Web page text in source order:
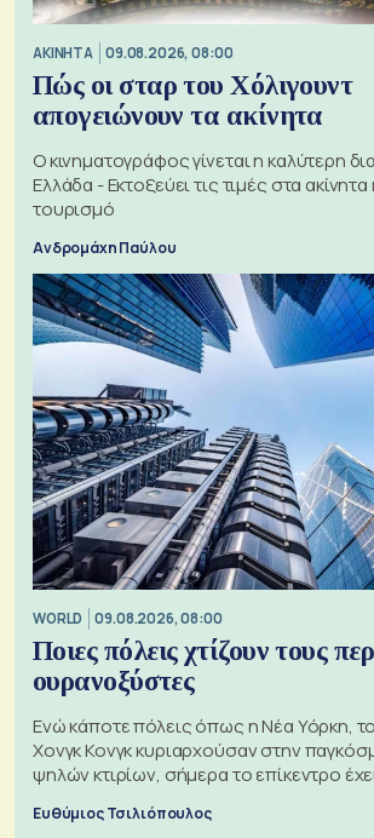
ΑΚΙΝΗΤΑ 09.08.2026, 08:00
Πώς οι σταρ του Χόλιγουντ
απογειώνουν τα ακίνητα
Ο κινηματογράφος γίνεται η καλύτερη
Ελλάδα - Εκτοξεύει τις τιμές στα ακίνητα
τουρισμό
Ανδρομάχη Παύλου
WORLD 09.08.2026, 08:00
Ποιες πόλεις χτίζουν τους
ουρανοξύστες
Ενώ κάποτε πόλεις όπως η Νέα Υόρκη, το
Χονγκ Κονγκ κυριαρχούσαν στην
ψηλών κτιρίων, σήμερα το επίκεντρο
Ευθύμιος Τσιλιόπουλος